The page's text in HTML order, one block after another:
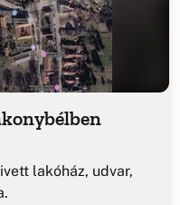
lakóház, udvar,